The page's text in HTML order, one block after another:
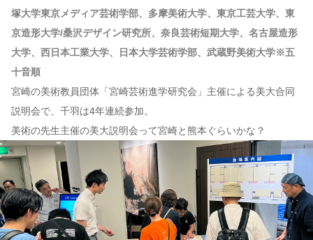
塚大学東京メディア芸術学部、多摩美術大学、東京工芸大学、東
京造形大学/桑沢デザイン研究所、奈良芸術短期大学、名古屋造形
大学、西日本工業大学、日本大学芸術学部、武蔵野美術大学※五
十音順
宮崎の美術教員団体「宮崎芸術進学研究会」主催による美大合同
説明会で、千羽は4年連続参加。
美術の先生主催の美大説明会って宮崎と熊本ぐらいかな？